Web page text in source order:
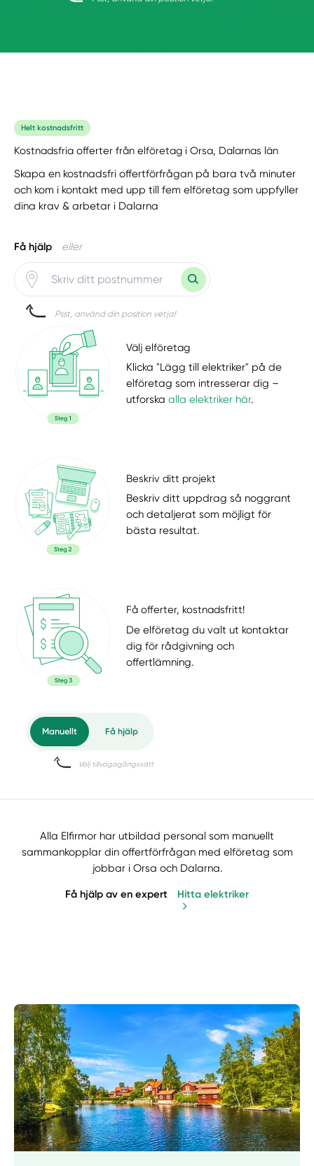
Helt kostnadsfritt
Kostnadsfria offerter från elföretag i Orsa, Dalarnas län
Skapa en kostnadsfri offertförfrågan på bara två minuter
och kom i kontakt med upp till fem elföretag som uppfyller
dina krav & arbetar i Dalarna
Få hjälp eller
Psst, använd din position vetja!
Välj elföretag
Klicka "Lägg till elektriker" på de
elföretag som intresserar dig –
utforskaalla elektriker här.
Beskriv ditt projekt
Beskriv ditt uppdrag så noggrant
och detaljerat som möjligt för
bästa resultat.
Få offerter, kostnadsfritt!
De elföretag du valt ut kontaktar
dig för rådgivning och
offertlämning.
Manuellt Få hjälp
Alla Elfirmor har utbildad personal som manuellt
sammankopplar din offertförfrågan med elföretag som
jobbar i Orsa och Dalarna.
Få hjälp av en expert Hitta elektriker